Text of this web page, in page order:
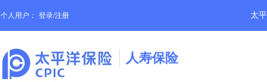
个人用户： 登录/注册 太
人寿保险